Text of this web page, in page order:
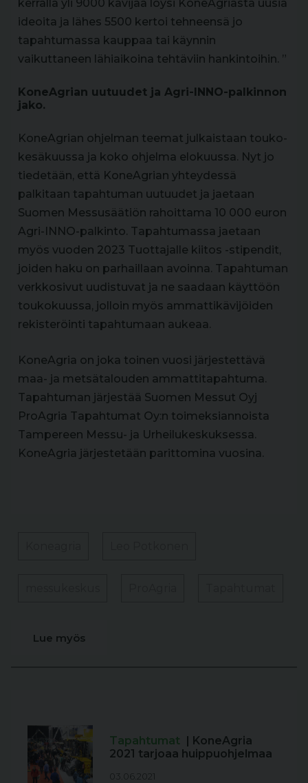
kerralla yli 9000 kävijää löysi KoneAgriasta uusia
ideoita ja lähes 5500 kertoi tehneensä jo
tapahtumassa kauppaa tai käynnin
vaikuttaneen lähiaikoina tehtäviin hankintoihin. ”
KoneAgrian uutuudet ja Agri-INNO-palkinnon
jako.
KoneAgrian ohjelman teemat julkaistaan touko-
kesäkuussa ja koko ohjelma elokuussa. Nyt jo
tiedetään, että KoneAgrian yhteydessä
palkitaan tapahtuman uutuudet ja jaetaan
Suomen Messusäätiön rahoittama 10 000 euron
Agri-INNO-palkinto. Tapahtumassa jaetaan
myös vuoden 2023 Tuottajalle kiitos -stipendit,
joiden haku on parhaillaan avoinna. Tapahtuman
verkkosivut uudistuvat ja ne saadaan käyttöön
toukokuussa, jolloin myös ammattikävijöiden
rekisteröinti tapahtumaan aukeaa.
KoneAgria on joka toinen vuosi järjestettävä
maa- ja metsätalouden ammattitapahtuma.
Tapahtuman järjestää Suomen Messut Oyj
ProAgria Tapahtumat Oy:n toimeksiannoista
Tampereen Messu- ja Urheilukeskuksessa.
KoneAgria järjestetään parittomina vuosina.
Lue myös
Tapahtumat
| KoneAgria
2021 tarjoaa huippuohjelmaa
03.06.2021